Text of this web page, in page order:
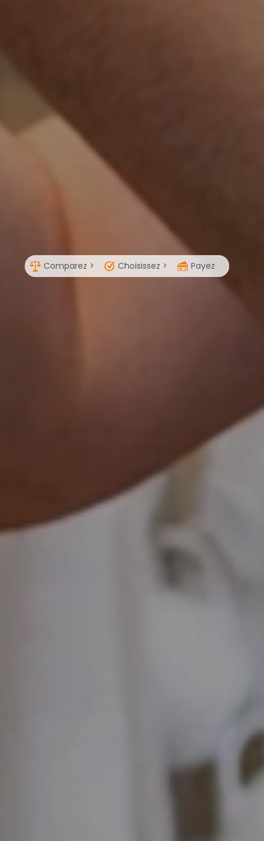
Comparez > Choisissez > Payez